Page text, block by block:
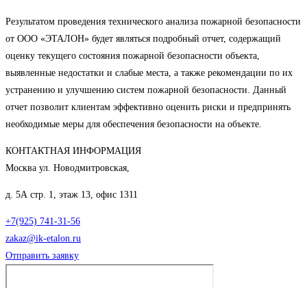
Результатом проведения технического анализа пожарной безопасности
от ООО «ЭТАЛОН» будет являться подробный отчет, содержащий
оценку текущего состояния пожарной безопасности объекта,
выявленные недостатки и слабые места, а также рекомендации по их
устранению и улучшению систем пожарной безопасности. Данный
отчет позволит клиентам эффективно оценить риски и предпринять
необходимые меры для обеспечения безопасности на объекте.
КОНТАКТНАЯ ИНФОРМАЦИЯ
Москва ул. Новодмитровская,
д. 5А стр. 1, этаж 13, офис 1311
+7(925) 741-31-56
zakaz@ik-etalon.ru
Отправить заявку